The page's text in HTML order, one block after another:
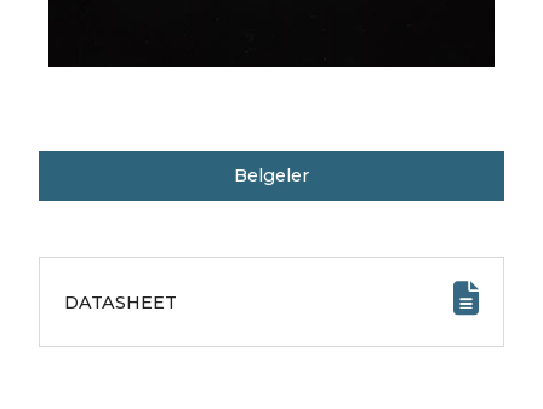
Belgeler
DATASHEET